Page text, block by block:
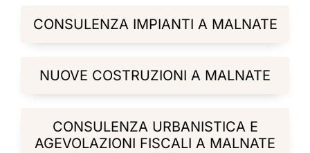
CONSULENZA IMPIANTI A MALNATE
NUOVE COSTRUZIONI A MALNATE
CONSULENZA URBANISTICA E
AGEVOLAZIONI FISCALI A MALNATE